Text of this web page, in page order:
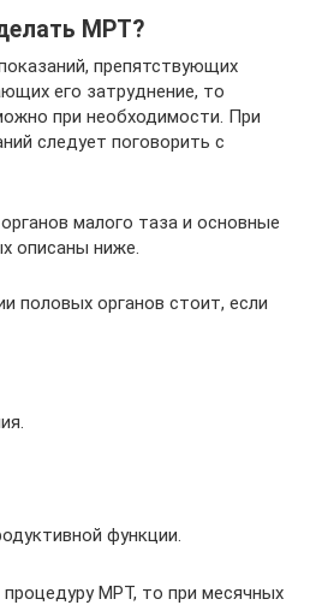
МРТ?
препятствующих
его затруднение, то
при необходимости. При
следует поговорить с
малого таза и основные
описаны ниже.
половых органов стоит, если
функции.
МРТ, то при месячных